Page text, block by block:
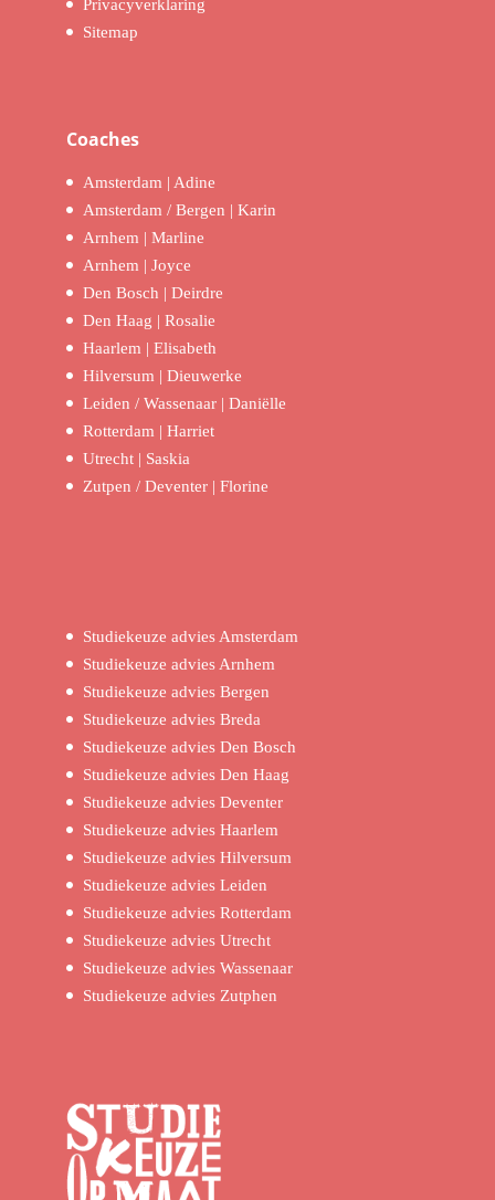
Privacyverklaring
Sitemap
Coaches
Amsterdam | Adine
Amsterdam / Bergen | Karin
Arnhem | Marline
Arnhem | Joyce
Den Bosch | Deirdre
Den Haag | Rosalie
Haarlem | Elisabeth
Hilversum | Dieuwerke
Leiden / Wassenaar | Daniëlle
Rotterdam | Harriet
Utrecht | Saskia
Zutpen / Deventer | Florine
Studiekeuze advies Amsterdam
Studiekeuze advies Arnhem
Studiekeuze advies Bergen
Studiekeuze advies Breda
Studiekeuze advies Den Bosch
Studiekeuze advies Den Haag
Studiekeuze advies Deventer
Studiekeuze advies Haarlem
Studiekeuze advies Hilversum
Studiekeuze advies Leiden
Studiekeuze advies Rotterdam
Studiekeuze advies Utrecht
Studiekeuze advies Wassenaar
Studiekeuze advies Zutphen